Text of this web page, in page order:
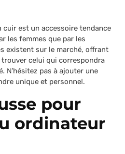
cuir est un accessoire tendance
les femmes que par les
existent sur le marché, offrant
celui qui correspondra
N’hésitez pas à ajouter une
unique et personnel.
pour
ordinateur